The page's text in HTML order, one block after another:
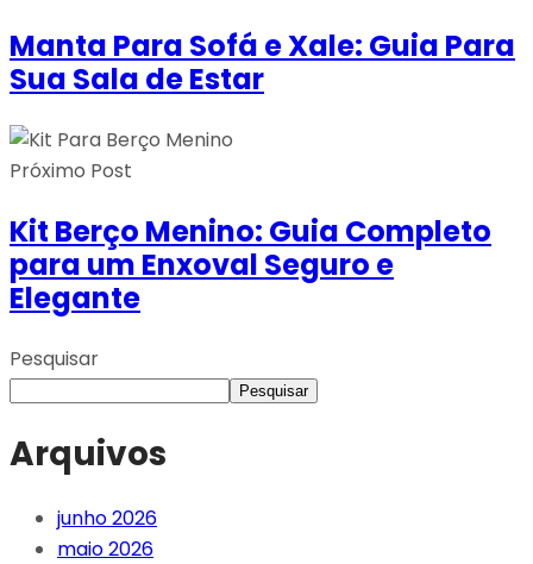
Manta Para Sofá e Xale: Guia Para
Sua Sala de Estar
Próximo Post
Kit Berço Menino: Guia Completo
para um Enxoval Seguro e
Elegante
Pesquisar
Pesquisar
Arquivos
junho 2026
maio 2026